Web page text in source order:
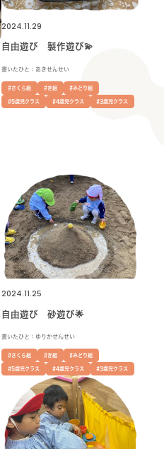
2024.11.29
自由遊び 製作遊び💫
書いたひと：あきせんせい
#さくら組 #き組 #みどり組
#5歳児クラス #4歳児クラス #3歳児クラス
2024.11.25
自由遊び 砂遊び🌟
書いたひと：ゆりかせんせい
#さくら組 #き組 #みどり組
#5歳児クラス #4歳児クラス #3歳児クラス